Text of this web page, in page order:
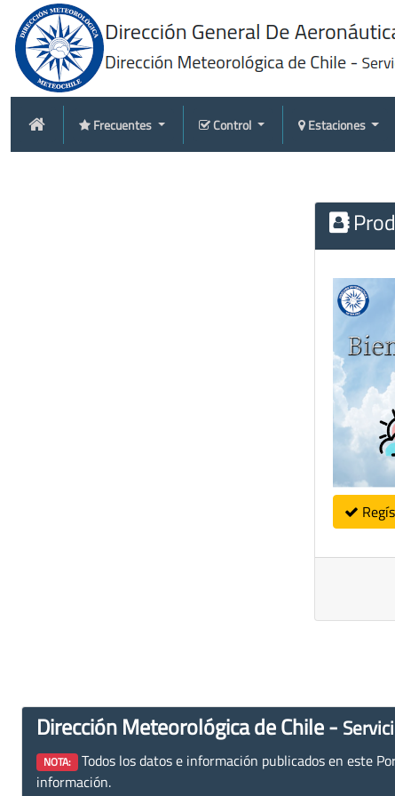
Frecuentes Control Estaciones
Dirección Meteorológica de Chile -
NOTA: Todos los datos e información publicados en este
información.